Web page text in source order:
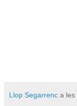
Llop Segarrenc a les